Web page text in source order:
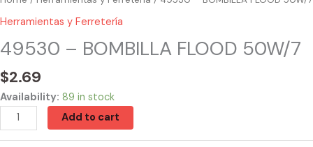
Herramientas y Ferretería
49530 – BOMBILLA FLOOD 50W/7
$2.69
Availability: 89 in stock
Add to cart